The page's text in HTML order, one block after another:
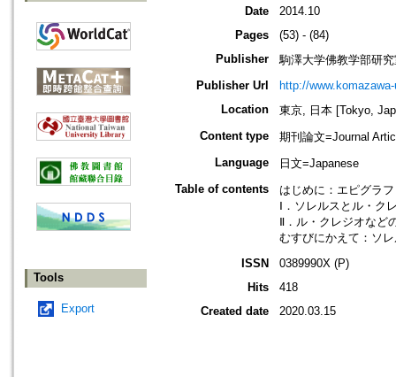
Tools
Export
Date
2014.10
Pages
(53) - (84)
Publisher
駒澤大学佛教学部研
Publisher Url
http://
Location
東京, 日本 [Tokyo,
Content type
期刊論文=Journal
Language
日文=Japanese
Table of contents
はじめに：エピグラ
Ⅰ．ソレルスとル・ク
Ⅱ．ル・クレジオなど
むすびにかえて：ソ
ISSN
0389990X (P)
Hits
418
Created date
2020.03.15